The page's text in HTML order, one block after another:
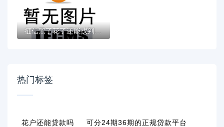
征信黑了花了还能找到工作吗？求职避坑指南...
热门标签
花户还能贷款吗 可分24期36期的正规贷款平台